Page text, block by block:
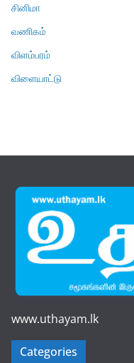
சினிமா
வணிகம்
விளம்பரம்
விளையாட்டு
www.uthayam.lk
Categories